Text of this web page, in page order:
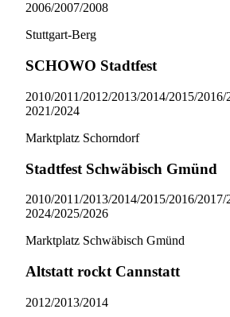
2006/​2007/​2008
Stuttgart-Berg
SCHOWO Stadtfest
2010/​2011/​2012/​2013/​2014/​2015/​
2021/​2024
Marktplatz Schorndorf
Stadtfest Schwäbisch Gmünd
2010/​2011/​2013/​2014/​2015/​2016/​
2024/​2025/​2026
Marktplatz Schwäbisch Gmünd
Altstatt rockt Cannstatt
2012/​2013/​2014